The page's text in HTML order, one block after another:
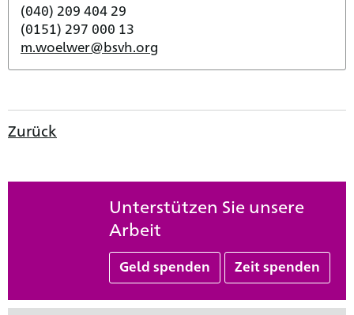
(040) 209 404 29
(0151) 297 000 13
m.woelwer@bsvh.org
Zurück
Unterstützen Sie unsere
Arbeit
Geld spenden Zeit spenden